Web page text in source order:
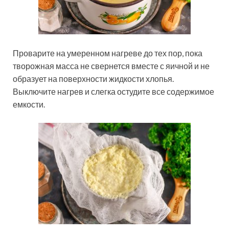
Проварите на умеренном нагреве до тех пор, пока
творожная масса не свернется вместе с яичной и не
образует на поверхности жидкости хлопья.
Выключите нагрев и слегка остудите все содержимое
емкости.